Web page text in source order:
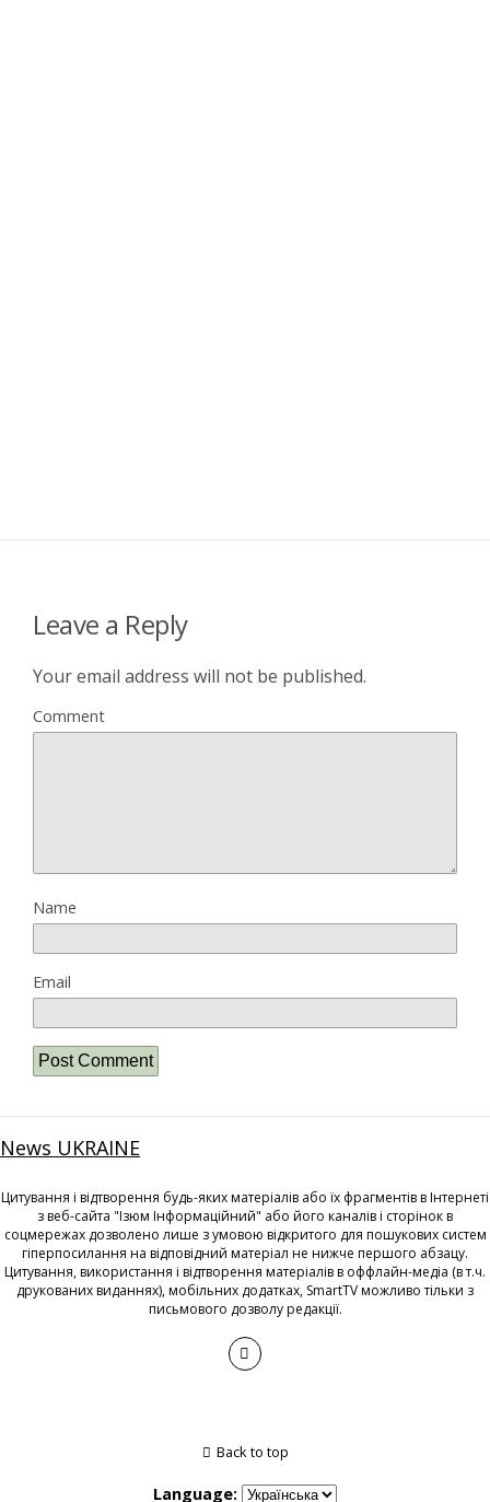
Leave a Reply
Your email address will not be published.
Comment
Name
Email
News UKRAINE
Цитування і відтворення будь-яких матеріалів або їх фрагментів в Інтернеті
з веб-сайта "Ізюм Інформаційний" або його каналів і сторінок в
соцмережах дозволено лише з умовою відкритого для пошукових систем
гіперпосилання на відповідний матеріал не нижче першого абзацу.
Цитування, використання і відтворення матеріалів в оффлайн-медіа (в т.ч.
друкованих виданнях), мобільних додатках, SmartTV можливо тільки з
письмового дозволу редакції.
Back to top
Language: